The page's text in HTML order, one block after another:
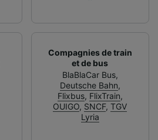
Compagnies de train
et de bus
BlaBlaCar Bus,
Deutsche Bahn,
Flixbus, FlixTrain,
OUIGO, SNCF,TGV
Lyria